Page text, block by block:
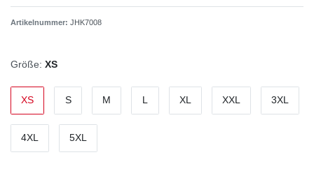
Artikelnummer: JHK7008
Größe: XS
XS S M L XL XXL 3XL
4XL 5XL